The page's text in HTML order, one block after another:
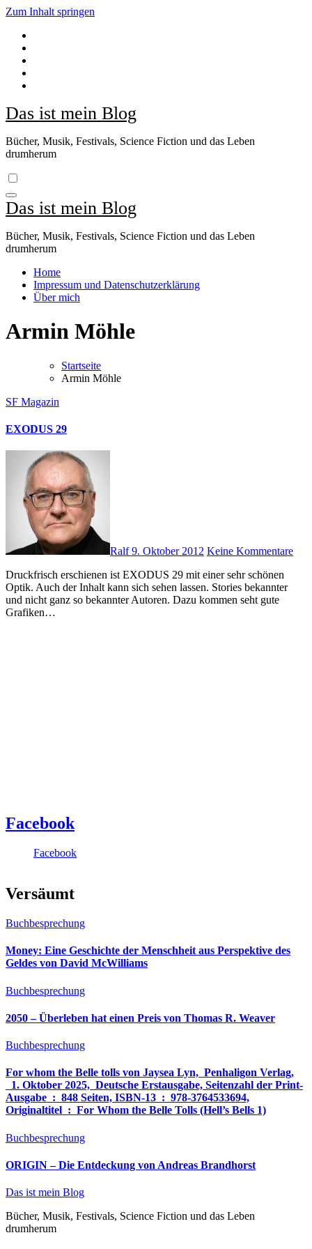
Zum Inhalt springen
Das ist mein Blog
Bücher, Musik, Festivals, Science Fiction und das Leben
drumherum
Das ist mein Blog
Bücher, Musik, Festivals, Science Fiction und das Leben
drumherum
Home
Impressum und Datenschutzerklärung
Über mich
Armin Möhle
Startseite
Armin Möhle
SF Magazin
EXODUS 29
Ralf9. Oktober 2012 Keine Kommentare
Druckfrisch erschienen ist EXODUS 29 mit einer sehr schönen
Optik. Auch der Inhalt kann sich sehen lassen. Stories bekannter
und nicht ganz so bekannter Autoren. Dazu kommen seht gute
Grafiken…
Facebook
Facebook
Versäumt
Buchbesprechung
Money: Eine Geschichte der Menschheit aus Perspektive des
Geldes von David McWilliams
Buchbesprechung
2050 – Überleben hat einen Preis von Thomas R. Weaver
Buchbesprechung
For whom the Belle tolls von Jaysea Lyn, ‎ Penhaligon Verlag,
‎ 1. Oktober 2025, ‎ Deutsche Erstausgabe, Seitenzahl der Print-
Ausgabe ‏ : ‎ 848 Seiten, ISBN-13 ‏ : ‎ 978-3764533694,
Originaltitel ‏ : ‎ For Whom the Belle Tolls (Hell’s Bells 1)
Buchbesprechung
ORIGIN – Die Entdeckung von Andreas Brandhorst
Das ist mein Blog
Bücher, Musik, Festivals, Science Fiction und das Leben
drumherum